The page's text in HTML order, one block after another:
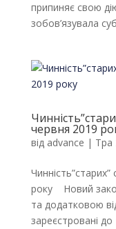
припиняє свою
зобов’язувала
червня 2019
від advance | Тра
року Новий
та додатковою
зареєстровані